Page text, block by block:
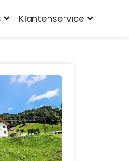
Klantenservice